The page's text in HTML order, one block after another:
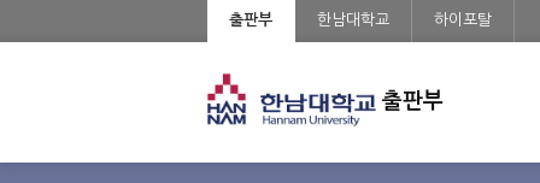
출판부 한남대학교 하이포탈
출판부